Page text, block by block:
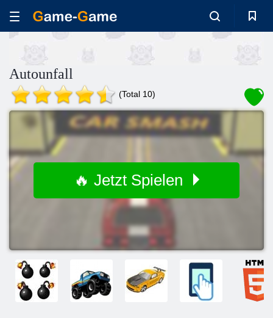
Autounfall
(Total 10)
🔥 Jetzt Spielen